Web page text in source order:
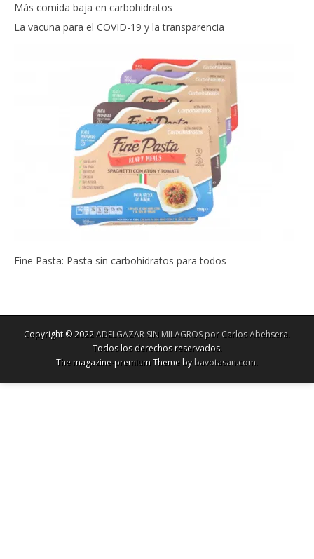
Más comida baja en carbohidratos
La vacuna para el COVID-19 y la transparencia
Fine Pasta: Pasta sin carbohidratos para todos
Copyright © 2022ADELGAZAR SIN MILAGROS por Carlos Abehsera.
Todos los derechos reservados.
The magazine-premium Theme bybavotasan.com.